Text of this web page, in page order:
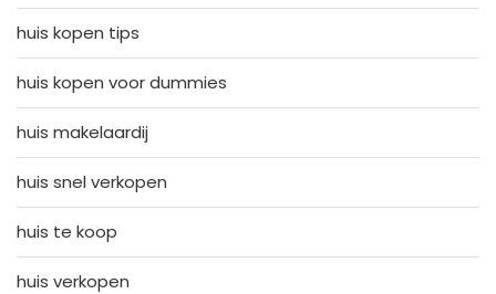
huis kopen tips
huis kopen voor dummies
huis makelaardij
huis snel verkopen
huis te koop
huis verkopen